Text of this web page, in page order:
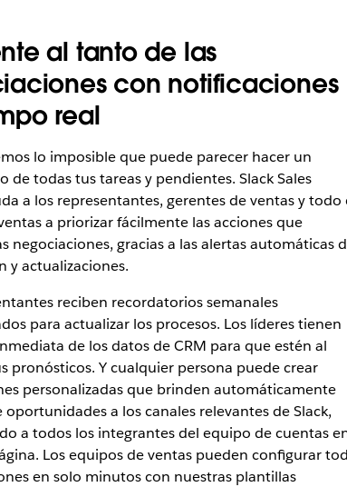
al tanto de las
con notificaciones
real
lo imposible que puede parecer hacer un
de todas tus tareas y pendientes. Slack Sales
a los representantes, gerentes de ventas y todo
a priorizar fácilmente las acciones que
negociaciones, gracias a las alertas automáticas
y actualizaciones.
reciben recordatorios semanales
para actualizar los procesos. Los líderes tienen
de los datos de CRM para que estén al
pronósticos. Y cualquier persona puede crear
personalizadas que brinden automáticamente
oportunidades a los canales relevantes de Slack,
a todos los integrantes del equipo de cuentas
Los equipos de ventas pueden configurar
en solo minutos con nuestras plantillas